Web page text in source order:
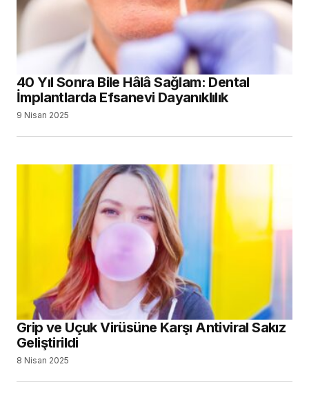
40 Yıl Sonra Bile Hâlâ Sağlam: Dental
İmplantlarda Efsanevi Dayanıklılık
9 Nisan 2025
Grip ve Uçuk Virüsüne Karşı Antiviral Sakız
Geliştirildi
8 Nisan 2025